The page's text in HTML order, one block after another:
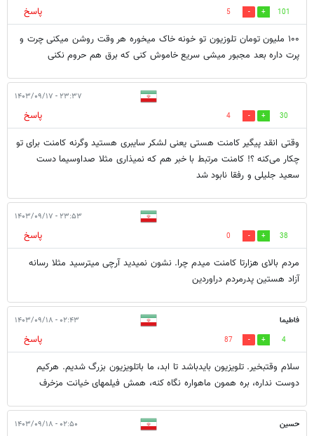
101
5
پاسخ
۱۰۰ ملیون تومان تلوزیون تو خونه خاک میخوره هر وقت روشن میکنی چرت و
پرت داره بعد مجبور میشی سریع خاموش کنی که برق هم حروم نکنی
۲۳:۳۷ - ۱۴۰۳/۰۹/۱۷
30
4
پاسخ
وقتی انقد پیگیر کامنت هستی یعنی لشکر سایبری هستید وگرنه کامنت برای تو
چکار می‌کنه ؟! کامنت مرتبط با خبر هم که نمیذاری مثلا صداوسیما دست
سعید جلیلی و رفقا نابود شد
۲۳:۵۳ - ۱۴۰۳/۰۹/۱۷
38
0
پاسخ
مردم بالای هزارتا کامنت میدم چرا. نشون نمیدید آرچی میترسید مثلا رسانه
آزاد هستین پدرمردم دراوردین
فاطیما ۰۲:۴۳ - ۱۴۰۳/۰۹/۱۸
4
87
پاسخ
سلام وقتبخیر. تلویزیون بایدباشد تا ابد، ما باتلویزیون بزرگ شدیم. هرکیم
دوست نداره، بره همون ماهواره نگاه کنه، همش فیلمهای خیانت مزخرف
حسین ۰۲:۵۰ - ۱۴۰۳/۰۹/۱۸